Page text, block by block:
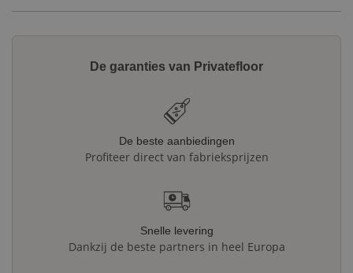
De garanties van Privatefloor
De beste aanbiedingen
Profiteer direct van fabrieksprijzen
Snelle levering
Dankzij de beste partners in heel Europa